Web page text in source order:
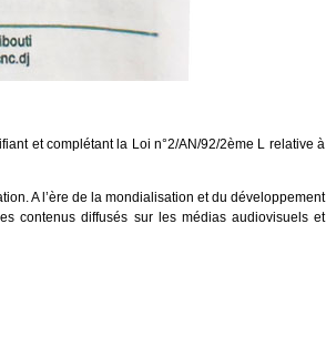
et complétant la Loi n°2/AN/92/2ème L relative à
A l’ère de la mondialisation et du développement
contenus diffusés sur les médias audiovisuels et